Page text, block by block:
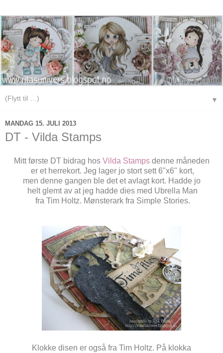
▼
MANDAG 15. JULI 2013
DT - Vilda Stamps
Mitt første DT bidrag hos Vilda Stampsdenne måneden
er et herrekort. Jeg lager jo stort sett 6"x6" kort,
men denne gangen ble det et avlagt kort. Hadde jo
helt glemt av at jeg hadde dies med Ubrella Man
fra Tim Holtz. Mønsterark fra Simple Stories.
Klokke disen er også fra Tim Holtz. På klokka